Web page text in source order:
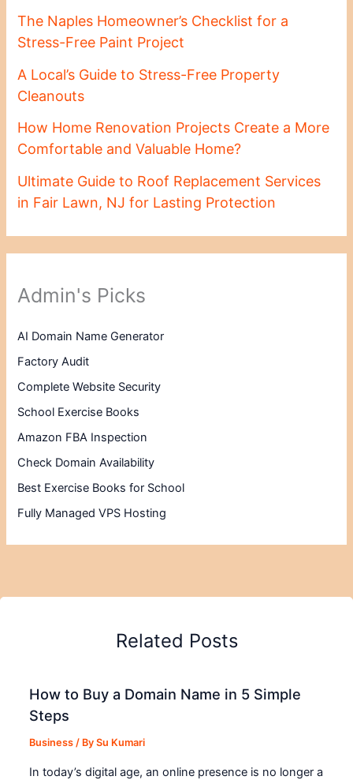
The Naples Homeowner’s Checklist for a
Stress-Free Paint Project
A Local’s Guide to Stress-Free Property
Cleanouts
How Home Renovation Projects Create a More
Comfortable and Valuable Home?
Ultimate Guide to Roof Replacement Services
in Fair Lawn, NJ for Lasting Protection
Admin's Picks
AI Domain Name Generator
Factory Audit
Complete Website Security
School Exercise Books
Amazon FBA Inspection
Check Domain Availability
Best Exercise Books for School
Fully Managed VPS Hosting
Related Posts
How to Buy a Domain Name in 5 Simple
Steps
Business / BySu Kumari
In today’s digital age, an online presence is no longer a